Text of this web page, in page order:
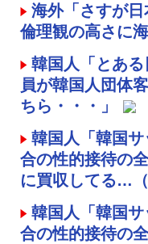
海外「さすが
倫理観の高さに
韓国人「とあ
員が韓国人団体
ちら・・・」
韓国人「韓国
合の性的接待の
に買収してる…
韓国人「韓国
合の性的接待の